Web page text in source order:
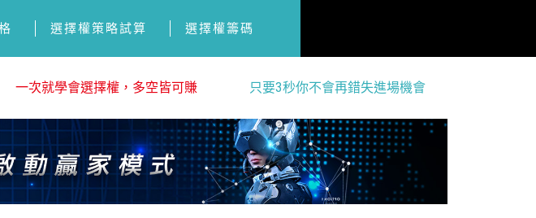
選擇權策略試算 選擇權籌碼
一次就學會選擇權，多空皆可賺 只要3秒你不會再錯失進場機會